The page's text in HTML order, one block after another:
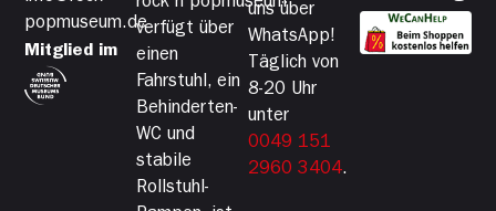
popmuseum.de
Mitglied im
rock’n’popmuseum
verfügt über
einen
Fahrstuhl, ein
Behinderten-
WC und
stabile
Rollstuhl-
uns über
WhatsApp!
Täglich von
8-20 Uhr
unter
0049 151
2960 3404.